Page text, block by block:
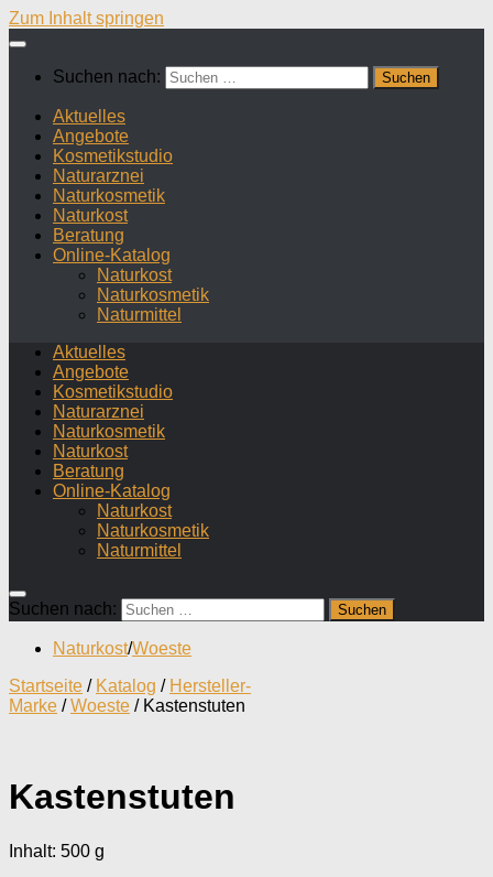
Zum Inhalt springen
Suchen nach:
Aktuelles
Angebote
Kosmetikstudio
Naturarznei
Naturkosmetik
Naturkost
Beratung
Online-Katalog
Naturkost
Naturkosmetik
Naturmittel
Aktuelles
Angebote
Kosmetikstudio
Naturarznei
Naturkosmetik
Naturkost
Beratung
Online-Katalog
Naturkost
Naturkosmetik
Naturmittel
Suchen nach:
Naturkost/Woeste
Startseite / Katalog / Hersteller-
Marke /Woeste / Kastenstuten
Kastenstuten
Inhalt: 500 g